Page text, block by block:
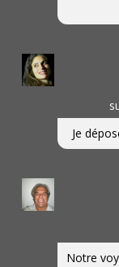
Je
Notre